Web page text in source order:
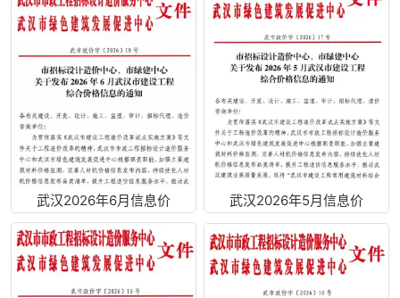
武汉2026年6月信息价 武汉2026年5月信息价